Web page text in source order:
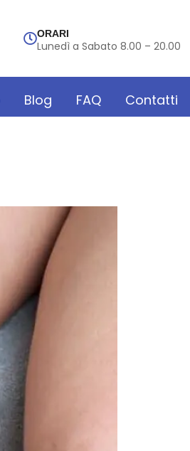
ORARI
Lunedì a Sabato 8.00 – 20.00
Blog FAQ Contatti